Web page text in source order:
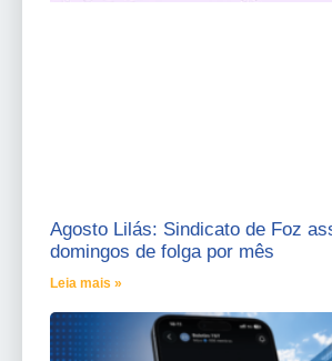
Agosto Lilás: Sindicato de Foz
domingos de folga por mês
Leia mais »